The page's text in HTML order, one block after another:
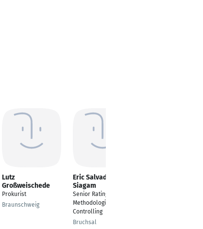
Lutz
Großweischede
Prokurist
Braunschweig
Eric Salvador
Siagam
Senior Rating
Methodologist/Risk
Controlling
Bruchsal